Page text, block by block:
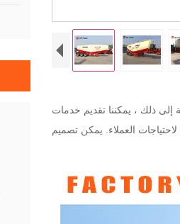
ذلك ، يمكننا تقديم خدمات